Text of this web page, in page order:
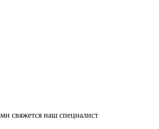
свяжется наш специалист